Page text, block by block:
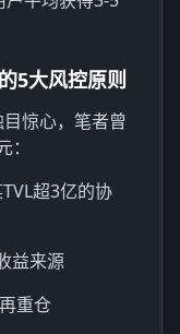
5大风控原则
惊心，笔者曾
超3亿的协
益来源
重仓